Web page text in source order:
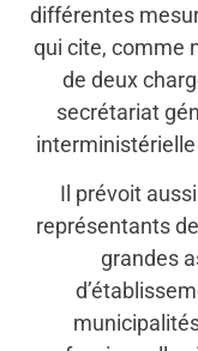
différentes
qui cite, comme
de deux
secrétariat
Il prévoit
représentants
grandes